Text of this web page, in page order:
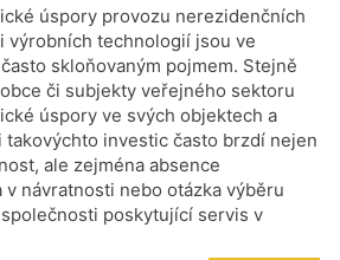
úspory provozu nerezidenčních
výrobních technologií jsou ve
skloňovaným pojmem. Stejně
či subjekty veřejného sektoru
úspory ve svých objektech a
takovýchto investic často brzdí nejen
ale zejména absence
návratnosti nebo otázka výběru
poskytující servis v